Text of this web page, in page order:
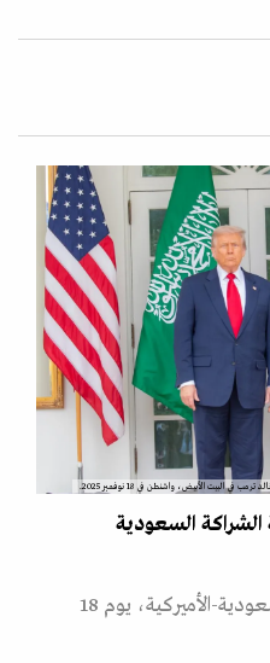
البيت الأبيض، واشنطن في 18 نوفمبر 2025.
السعودية
واشنطن- شهدت العلاقات السعودية-الأميركية، يوم 18